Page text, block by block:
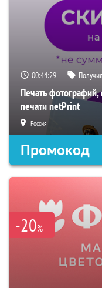
00:44:28
Печать фотографий,
печати netPrint
Россия
Промокод
-20%